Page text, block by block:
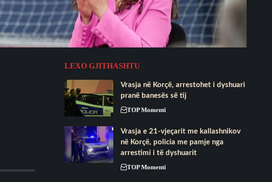
LEXO GJITHASHTU
Vrasja në Korçë, arrestohet i dyshuari
pranë banesës së tij
TOP Momenti
Vrasja e 21-vjeçarit me kallashnikov
në Korçë, policia me pamje nga
arrestimi i të dyshuarit
TOP Momenti